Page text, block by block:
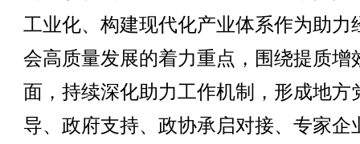
工业化、构建现代化产业体系作为助力
会高质量发展的着力重点，围绕提质增
面，持续深化助力工作机制，形成地方
导、政府支持、政协承启对接、专家企